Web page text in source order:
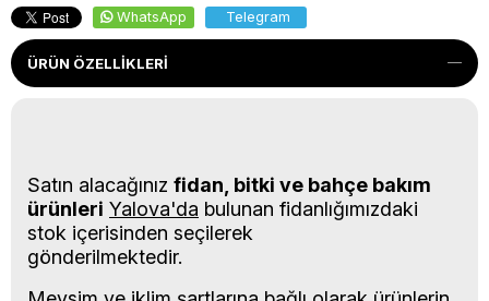
WhatsApp Telegram
ÜRÜN ÖZELLIKLERI
Satın alacağınız fidan, bitki ve bahçe bakım
ürünleri Yalova'da bulunan fidanlığımızdaki
stok içerisinden seçilerek
gönderilmektedir.